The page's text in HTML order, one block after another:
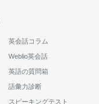
英会話コラム
Weblio英会話
英語の質問箱
語彙力診断
スピーキングテスト